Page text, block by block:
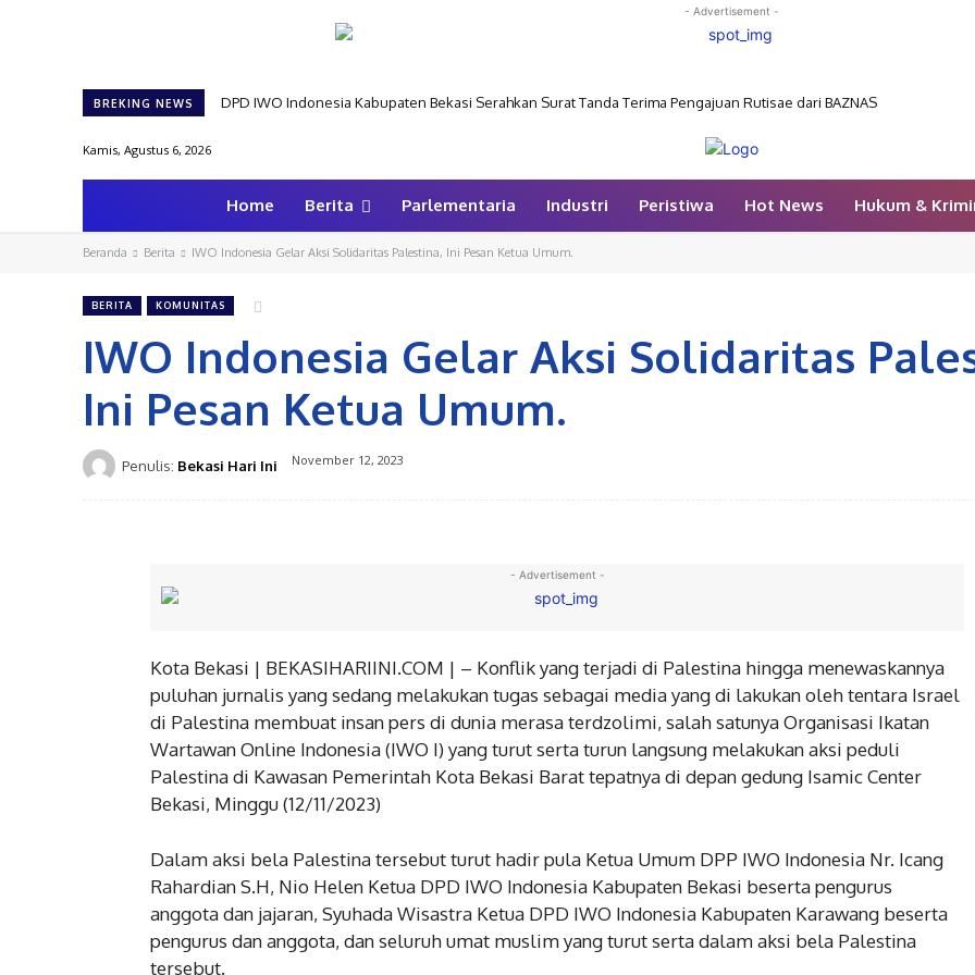
- Advertisement -
BREKING NEWS DPD IWO Indonesia Kabupaten Bekasi Serahkan Surat Tanda Terima Pengajuan Rutisae dari BAZNAS
Kamis, Agustus 6, 2026
Home Berita Parlementaria Industri Peristiwa Hot News Hukum &
Beranda Berita IWO Indonesia Gelar Aksi Solidaritas Palestina, Ini Pesan Ketua Umum.
BERITA KOMUNITAS
IWO Indonesia Gelar Aksi Solidaritas
Ini Pesan Ketua Umum.
Penulis: Bekasi Hari Ini November 12, 2023
- Advertisement -
Kota Bekasi | BEKASIHARIINI.COM | – Konflik yang terjadi di Palestina hingga menewaskannya
puluhan jurnalis yang sedang melakukan tugas sebagai media yang di lakukan oleh tentara Israel
di Palestina membuat insan pers di dunia merasa terdzolimi, salah satunya Organisasi Ikatan
Wartawan Online Indonesia (IWO I) yang turut serta turun langsung melakukan aksi peduli
Palestina di Kawasan Pemerintah Kota Bekasi Barat tepatnya di depan gedung Isamic Center
Bekasi, Minggu (12/11/2023)
Dalam aksi bela Palestina tersebut turut hadir pula Ketua Umum DPP IWO Indonesia Nr. Icang
Rahardian S.H, Nio Helen Ketua DPD IWO Indonesia Kabupaten Bekasi beserta pengurus
anggota dan jajaran, Syuhada Wisastra Ketua DPD IWO Indonesia Kabupaten Karawang beserta
pengurus dan anggota, dan seluruh umat muslim yang turut serta dalam aksi bela Palestina
tersebut.
BERITA
Jaga Kondusifitas Wilayah,
Kapolsek Pebayuran Cek
BERITA
Kapolsek Cikarang
laksanakan Monitoring
pengamanan Pemilihan